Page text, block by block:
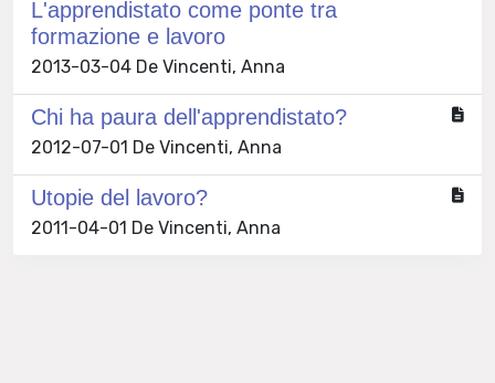
L'apprendistato come ponte tra
formazione e lavoro
2013-03-04 De Vincenti, Anna
Chi ha paura dell'apprendistato?
2012-07-01 De Vincenti, Anna
Utopie del lavoro?
2011-04-01 De Vincenti, Anna